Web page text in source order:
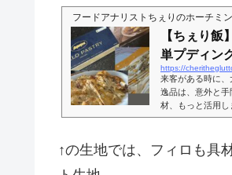
フードアナリストちぇりのホーチミ
【ちぇり
単プディン
https://
来客がある時に
逸品は、意外と
材、もっと活用
る食材は、地中
の薄さで、現地
慣れない私みた
↑の生地では、フィロも具